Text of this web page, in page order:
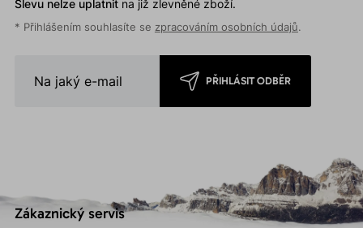
Slevu nelze uplatnitna již zlevněné zboží.
* Přihlášením souhlasíte se zpracováním osobních údajů.
PŘIHLÁSIT ODBĚR
Zákaznický servis